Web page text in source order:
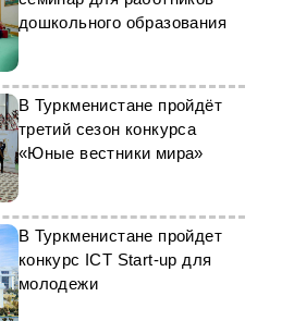
дошкольного образования
В Туркменистане пройдёт
третий сезон конкурса
«Юные вестники мира»
В Туркменистане пройдет
конкурс ICT Start-up для
молодежи